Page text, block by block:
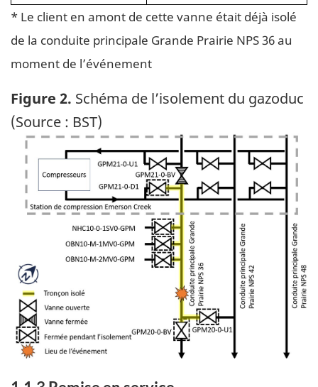
* Le client en amont de cette vanne était déjà isolé
de la conduite principale Grande Prairie NPS 36 au
moment de l’événement
Figure 2. Schéma de l’isolement du gazoduc
(Source : BST)
Image